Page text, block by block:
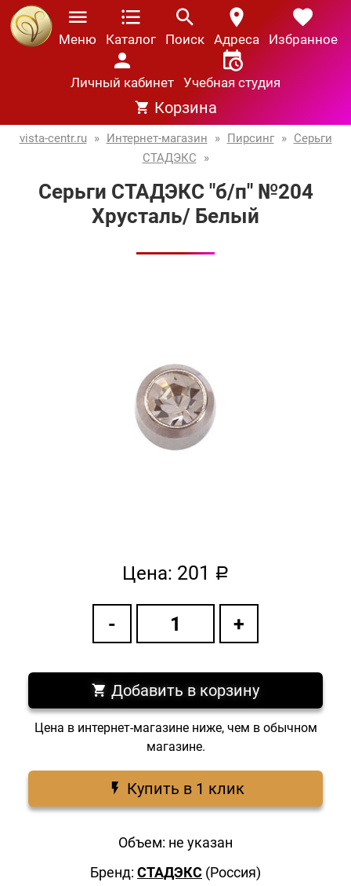
Меню Каталог Поиск Адреса Избранное
Личный кабинет Учебная студия
Корзина
vista-centr.ru » Интернет-магазин » Пирсинг » Серьги
СТАДЭКС
»
Серьги СТАДЭКС "б/п" №204
Хрусталь/ Белый
Цена: 201 a
Добавить в корзину
Цена в интернет-магазине ниже, чем в обычном
магазине.
Купить в 1 клик
Объем: не указан
Бренд: СТАДЭКС (Россия)